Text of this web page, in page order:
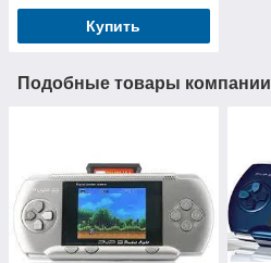
Купить
Подобные товары компании